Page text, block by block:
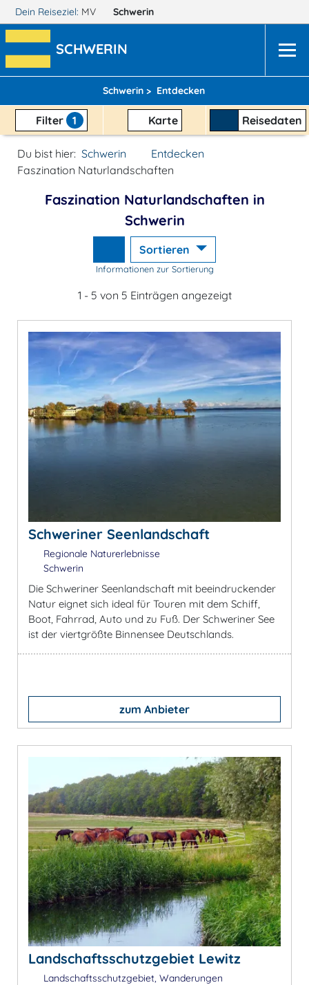
Dein Reiseziel: MV Schwerin
SCHWERIN
Schwerin > Entdecken
Filter 1 Karte Reisedaten
Du bist hier: Schwerin
Entdecken
Faszination Naturlandschaften
Faszination Naturlandschaften in
Schwerin
Sortieren
Informationen zur Sortierung
1 - 5 von 5 Einträgen angezeigt
Schweriner Seenlandschaft
Regionale Naturerlebnisse
Schwerin
Die Schweriner Seenlandschaft mit beeindruckender
Natur eignet sich ideal für Touren mit dem Schiff,
Boot, Fahrrad, Auto und zu Fuß. Der Schweriner See
ist der viertgrößte Binnensee Deutschlands.
zum Anbieter
Landschaftsschutzgebiet Lewitz
Landschaftsschutzgebiet, Wanderungen